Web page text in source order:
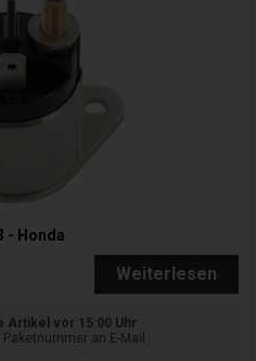
- Honda
Weiterlesen
Artikel vor 15:00 Uhr
an E-Mail